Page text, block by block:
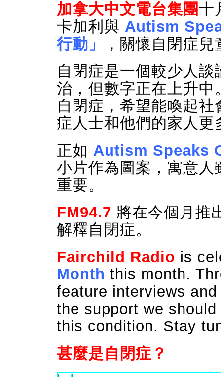
加拿大中文電台集團十
卡加利與 Autism
行動」
，關懷自閉症兒
自閉症是一個較少人
治，但數字正在上升中
自閉症，希望能喚起
症人士和他們的家人更
正如 Autism Speaks
小片作為圖案，寓意
重要。
FM94.7 將在今個月推
解釋自閉症。
Fairchild Radio is
Month this month.
feature interviews
the support we
this condition. Stay
甚麼是自閉症？